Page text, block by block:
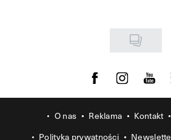
Visit us on Facebook
Visit us onVisit us
O nas Reklama Kontakt
Polityka prywatności